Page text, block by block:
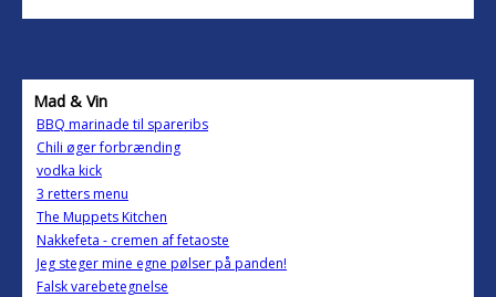
Mad & Vin
BBQ marinade til spareribs
Chili øger forbrænding
vodka kick
3 retters menu
The Muppets Kitchen
Nakkefeta - cremen af fetaoste
Jeg steger mine egne pølser på panden!
Falsk varebetegnelse